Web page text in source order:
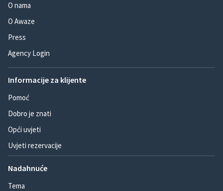
O nama
O Awaze
Press
Agency Login
Informacije za klijente
Pomoć
Dobro je znati
Opći uvjeti
Uvjeti rezervacije
Nadahnuće
Tema